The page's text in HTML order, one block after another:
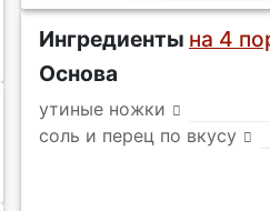
Ингредиенты на 4
Основа
утиные ножки
соль и перец по вкусу